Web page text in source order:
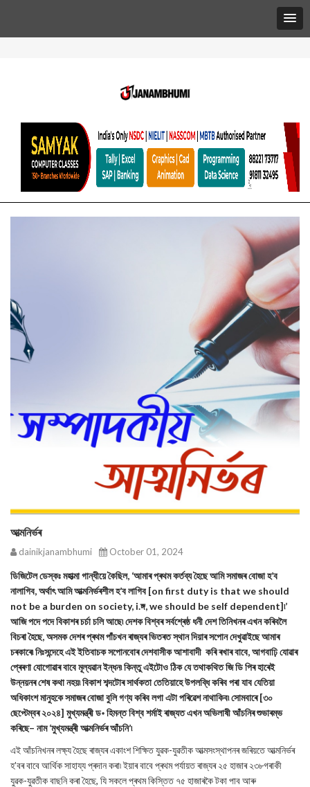
আত্মনিৰ্ভৰ
dainikjanambhumi October 01, 2024
ডিজিটেল ডেস্কঃ মহাত্মা গান্ধীয়ে কৈছিল, ‘আমাৰ প্ৰথম কৰ্তব্য হৈছে আমি সমাজৰ বোজা হ’ব
নালাগিব, অৰ্থাৎ আমি আত্মনিৰ্ভৰশীল হ’ব লাগিব [on first duty is that we should
not be a burden on society, i.ঙ্গ, we should be self dependent]৷’
আজি পদে পদে বিকাশৰ চৰ্চা চলি আছে৷ দেশক বিশ্বৰ সৰ্বশ্ৰেষ্ঠ ধনী দেশ তিনিখনৰ এখন কৰিবলৈ
বিচৰা হৈছে, অসমক দেশৰ প্ৰথম পাঁচখন ৰাজ্যৰ ভিতৰত স্থান দিয়াৰ সপোন দেখুৱাইছে আমাৰ
চৰকাৰে৷ নিঃসন্দেহে এই ইতিবাচক সপোনবোৰ দেশবাসীক আশাবাদী কৰি ৰখাৰ বাবে, আগবাঢ়ি যোৱাৰ
প্ৰেৰণা যোগোৱাৰ বাবে মূল্যৱান ইন্ধন৷ কিন্তু এইটোও ঠিক যে তথাকথিত জি ডি পিৰ হাৰেই
উন্নয়নৰ শেষ কথা নহয়৷ বিকাশ শব্দটোৰ সাৰ্থকতা তেতিয়াহে উপলব্ধি কৰিব পৰা যাব যেতিয়া
অধিকাংশ মানুহকে সমাজৰ বোজা বুলি গণ্য কৰিব লগা এটা পৰিৱেশ নাথাকিব৷ সোমবাৰে [৩০
ছেপ্টেম্বৰ ২০২৪] মুখ্যমন্ত্ৰী ড॰ হিমন্ত বিশ্ব শৰ্মাই ৰাজ্যত এখন অভিলাষী আঁচনিৰ শুভাৰম্ভ
কৰিছে– নাম ‘মুখ্যমন্ত্ৰী আত্মনিৰ্ভৰ আঁচনি’৷
এই আঁচনিখনৰ লক্ষ্য হৈছে ৰাজ্যৰ একাংশ শিক্ষিত যুৱক-যুৱতীক আত্মসংস্থাপনৰ জৰিয়তে আত্মনিৰ্ভৰ
হ’বৰ বাবে আৰ্থিক সাহায্য প্ৰদান কৰা৷ ইয়াৰ বাবে প্ৰথম পৰ্যায়ত ৰাজ্যৰ ২৫ হাজাৰ ২৩৮গৰাকী
যুৱক-যুৱতীক বাছনি কৰা হৈছে, যি সকলে প্ৰথম কিস্তিত ৭৫ হাজাৰকৈ টকা পাব আৰু